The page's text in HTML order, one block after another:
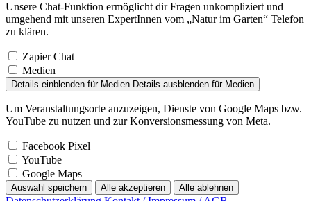
Unsere Chat-Funktion ermöglicht dir Fragen unkompliziert und
umgehend mit unseren ExpertInnen vom „Natur im Garten“ Telefon
zu klären.
Zapier Chat
Medien
Details einblenden für Medien Details ausblenden für Medien
Um Veranstaltungsorte anzuzeigen, Dienste von Google Maps bzw.
YouTube zu nutzen und zur Konversionsmessung von Meta.
Facebook Pixel
YouTube
Google Maps
Auswahl speichern Alle akzeptieren Alle ablehnen